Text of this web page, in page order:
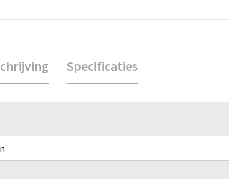
Specificaties